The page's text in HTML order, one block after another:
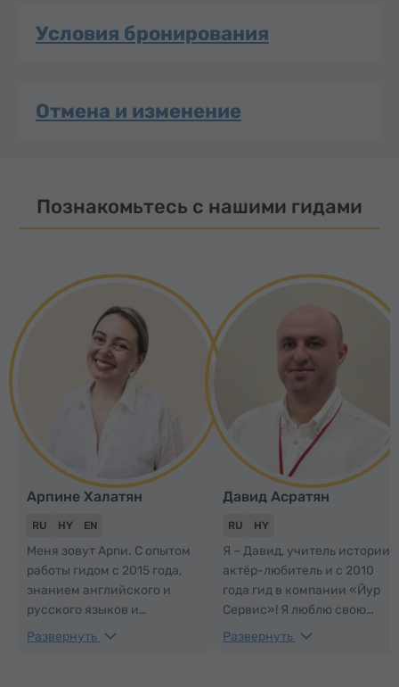
Условия бронирования
Отмена и изменение
Познакомьтесь с нашими гидами
Арпине Халатян
RU HY EN
Меня зовут Арпи. С опытом
работы гидом с 2015 года,
знанием английского и
русского языков и
обширными познаниями в
Развернуть
Давид Асратян
RU HY
Я – Давид, учитель истории,
актёр-любитель и с 2010
года гид в компании «Йур
Сервис»! Я люблю свою
страну и стараюсь, чтобы
Развернуть